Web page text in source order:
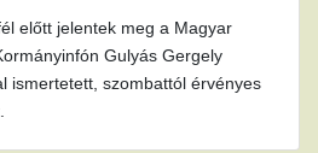
előtt jelentek meg a Magyar
Gulyás Gergely
ismertetett, szombattól érvényes